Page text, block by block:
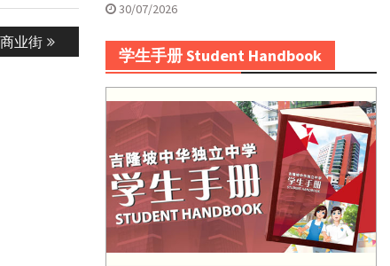
业街
30/07/2026
学生手册 Student Handbook